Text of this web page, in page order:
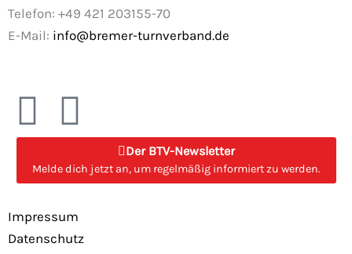
Telefon: +49 421 203155-70
E-Mail: info@bremer-turnverband.de
F
a
c
e
I
n
s
t
Der BTV-Newsletter
Melde dich jetzt an, um regelmäßig informiert zu werden.
Impressum
Datenschutz